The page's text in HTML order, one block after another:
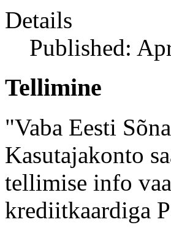
Details
Published:
Tellimine
"Vaba Eesti
Kasutajakonto
tellimise info
krediitkaardiga